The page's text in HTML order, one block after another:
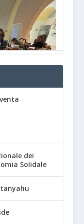
dei
Solidale